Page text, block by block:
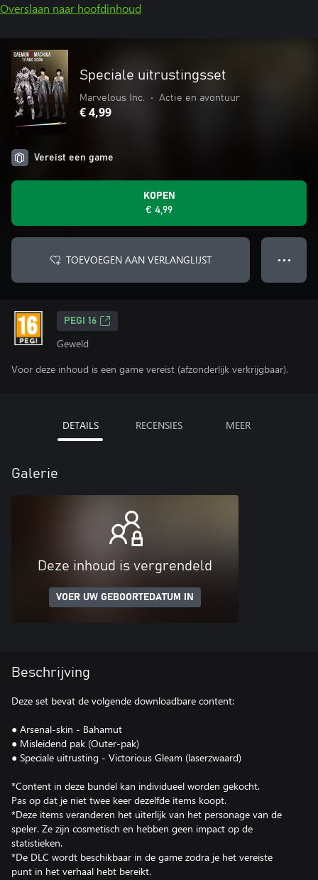
Overslaan naar hoofdinhoud
Speciale uitrustingsset
Marvelous Inc. • Actie en avontuur
€ 4,99
Vereist een game
KOPEN
€ 4,99
TOEVOEGEN AAN VERLANGLIJST ● ● ●
PEGI 16
Geweld
Voor deze inhoud is een game vereist (afzonderlijk verkrijgbaar).
DETAILS RECENSIES MEER
Galerie
Deze inhoud is vergrendeld
VOER UW GEBOORTEDATUM IN
Beschrijving
Deze set bevat de volgende downloadbare content:
● Arsenal-skin - Bahamut
● Misleidend pak (Outer-pak)
● Speciale uitrusting - Victorious Gleam (laserzwaard)
*Content in deze bundel kan individueel worden gekocht.
Pas op dat je niet twee keer dezelfde items koopt.
*Deze items veranderen het uiterlijk van het personage van de
speler. Ze zijn cosmetisch en hebben geen impact op de
statistieken.
*De DLC wordt beschikbaar in de game zodra je het vereiste
punt in het verhaal hebt bereikt.